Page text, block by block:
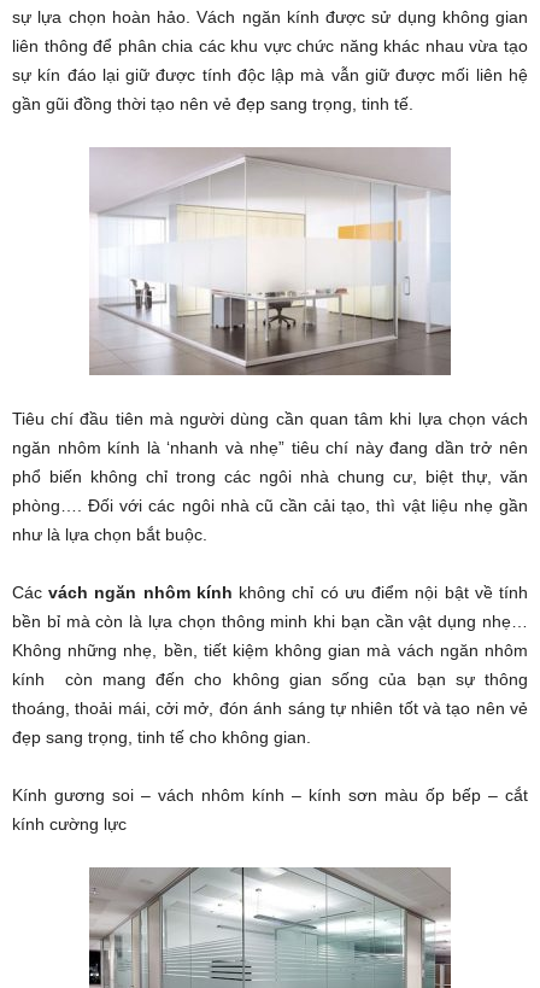
sự lựa chọn hoàn hảo. Vách ngăn kính được sử dụng không gian
liên thông để phân chia các khu vực chức năng khác nhau vừa tạo
sự kín đáo lại giữ được tính độc lập mà vẫn giữ được mối liên hệ
gần gũi đồng thời tạo nên vẻ đẹp sang trọng, tinh tế.
Tiêu chí đầu tiên mà người dùng cần quan tâm khi lựa chọn vách
ngăn nhôm kính là ‘nhanh và nhẹ” tiêu chí này đang dần trở nên
phổ biến không chỉ trong các ngôi nhà chung cư, biệt thự, văn
phòng…. Đối với các ngôi nhà cũ cần cải tạo, thì vật liệu nhẹ gần
như là lựa chọn bắt buộc.
Cácvách ngăn nhôm kính không chỉ có ưu điểm nội bật về tính
bền bỉ mà còn là lựa chọn thông minh khi bạn cần vật dụng nhẹ…
Không những nhẹ, bền, tiết kiệm không gian mà vách ngăn nhôm
kính còn mang đến cho không gian sống của bạn sự thông
thoáng, thoải mái, cởi mở, đón ánh sáng tự nhiên tốt và tạo nên vẻ
đẹp sang trọng, tinh tế cho không gian.
Kính gương soi – vách nhôm kính – kính sơn màu ốp bếp – cắt
kính cường lực